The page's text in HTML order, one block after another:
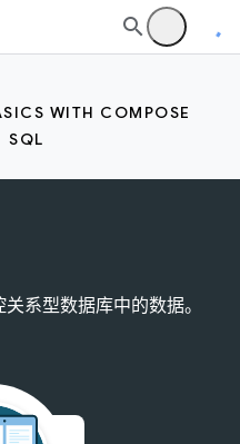
WITH COMPOSE
SQL
系型数据库中的数据。